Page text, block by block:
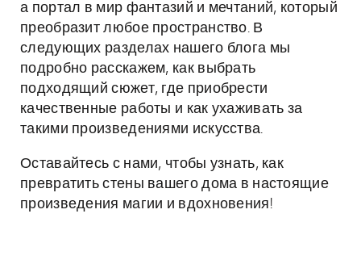
а портал в мир фантазий и мечтаний, который
преобразит любое пространство. В
следующих разделах нашего блога мы
подробно расскажем, как выбрать
подходящий сюжет, где приобрести
качественные работы и как ухаживать за
такими произведениями искусства.
Оставайтесь с нами, чтобы узнать, как
превратить стены вашего дома в настоящие
произведения магии и вдохновения!